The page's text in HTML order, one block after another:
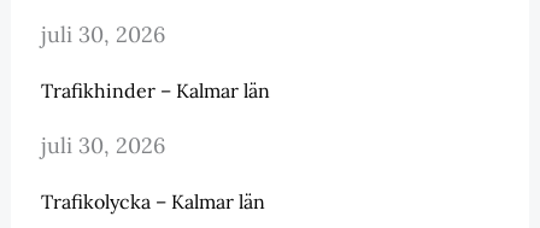
juli 30, 2026
Trafikhinder – Kalmar län
juli 30, 2026
Trafikolycka – Kalmar län